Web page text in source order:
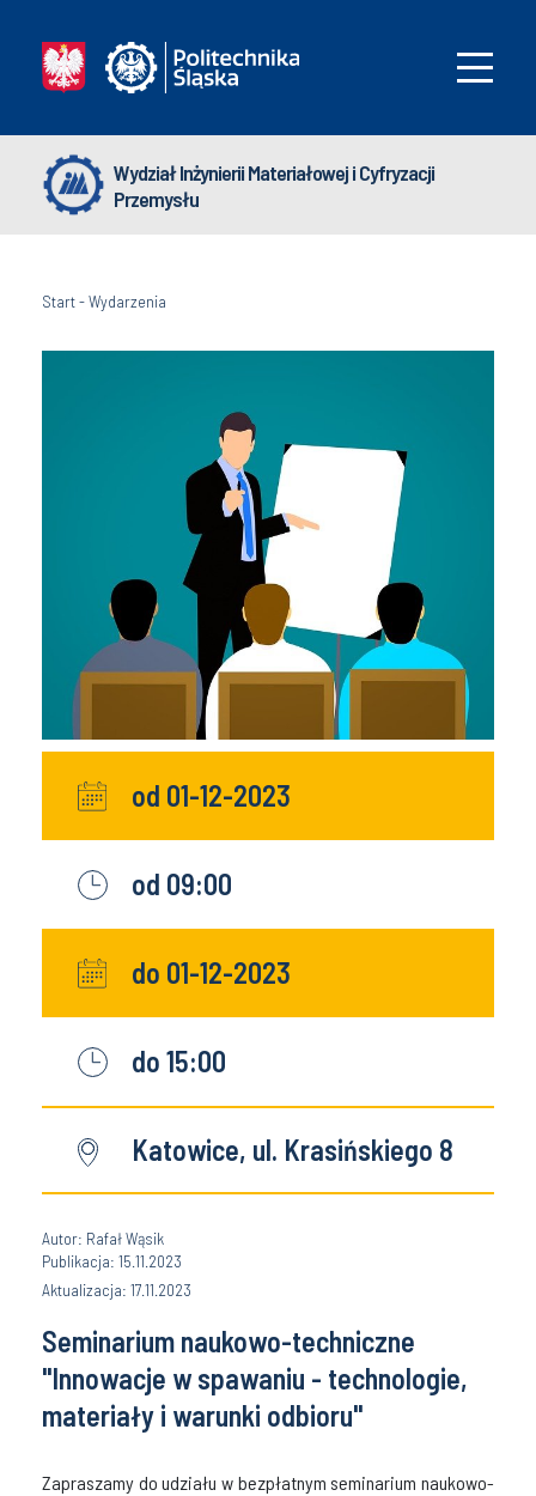
Wydział Inżynierii Materiałowej i Cyfryzacji
Przemysłu
Start-Wydarzenia
od 01-12-2023
od 09:00
do 01-12-2023
do 15:00
Katowice, ul. Krasińskiego 8
Autor: Rafał Wąsik
Publikacja: 15.11.2023
Aktualizacja: 17.11.2023
Seminarium naukowo-techniczne
"Innowacje w spawaniu - technologie,
materiały i warunki odbioru"
Zapraszamy do udziału w bezpłatnym seminarium naukowo-